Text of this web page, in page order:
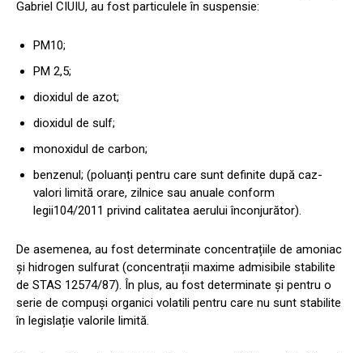
Gabriel CIUIU, au fost particulele în suspensie:
PM10;
PM 2,5;
dioxidul de azot;
dioxidul de sulf;
monoxidul de carbon;
benzenul; (poluanți pentru care sunt definite după caz-
valori limită orare, zilnice sau anuale conform
legii104/2011 privind calitatea aerului înconjurător).
De asemenea, au fost determinate concentrațiile de amoniac
și hidrogen sulfurat (concentrații maxime admisibile stabilite
de STAS 12574/87). În plus, au fost determinate și pentru o
serie de compuși organici volatili pentru care nu sunt stabilite
în legislație valorile limită.